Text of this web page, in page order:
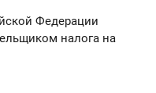
Федерации
налога на